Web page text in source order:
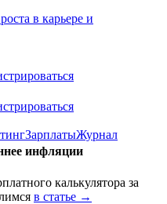
в карьере и
ЗарплатыЖурнал
инфляции
калькулятора за
в статье →